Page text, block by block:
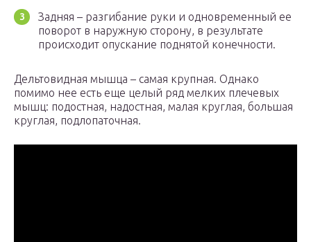
Задняя – разгибание руки и одновременный ее
поворот в наружную сторону, в результате
происходит опускание поднятой конечности.
Дельтовидная мышца – самая крупная. Однако
помимо нее есть еще целый ряд мелких плечевых
мышц: подостная, надостная, малая круглая, большая
круглая, подлопаточная.